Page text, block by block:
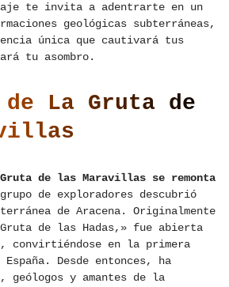
te invita a adentrarte en un
geológicas subterráneas,
única que cautivará tus
tu asombro.
La Gruta de
de las Maravillas se remonta
de exploradores descubrió
de Aracena. Originalmente
de las Hadas,» fue abierta
convirtiéndose en la primera
Desde entonces, ha
y amantes de la